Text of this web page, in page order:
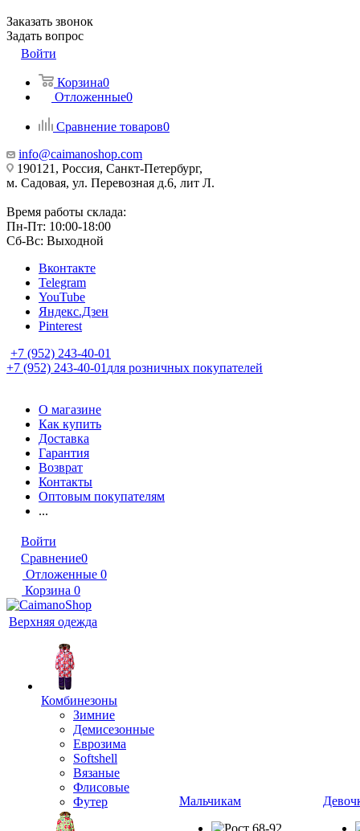
Заказать звонок
Задать вопрос
Войти
Корзина0
Отложенные0
Сравнение товаров0
info@caimanoshop.com
190121, Россия, Санкт-Петербург,
м. Садовая, ул. Перевозная д.6, лит Л.
Время работы склада:
Пн-Пт: 10:00-18:00
Сб-Вс: Выходной
Вконтакте
Telegram
YouTube
Яндекс.Дзен
Pinterest
+7 (952) 243-40-01
+7 (952) 243-40-01 для розничных покупателей
О магазине
Как купить
Доставка
Гарантия
Возврат
Контакты
Оптовым покупателям
...
Войти
Сравнение0
Отложенные 0
Корзина 0
Верхняя одежда
Комбинезоны
Зимние
Демисезонные
Еврозима
Softshell
Вязаные
Флисовые
Футер
Мальчикам